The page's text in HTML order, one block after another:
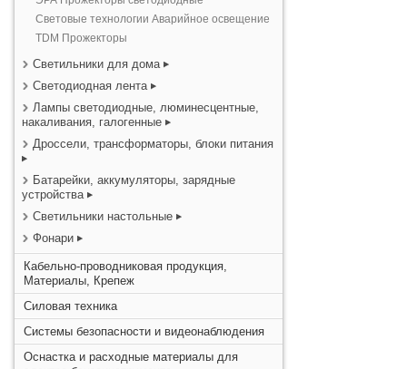
Световые технологии Аварийное освещение
TDM Прожекторы
Светильники для дома
Светодиодная лента
Лампы светодиодные, люминесцентные,
накаливания, галогенные
Дроссели, трансформаторы, блоки питания
Батарейки, аккумуляторы, зарядные
устройства
Светильники настольные
Фонари
Кабельно-проводниковая продукция,
Материалы, Крепеж
Силовая техника
Системы безопасности и видеонаблюдения
Оснастка и расходные материалы для